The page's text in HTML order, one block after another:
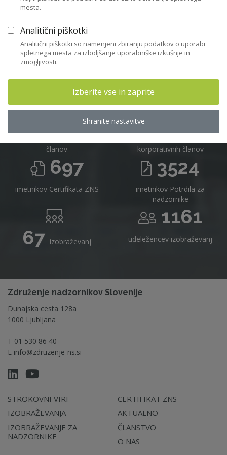
716
članov
16
korporativnih članov
697
imetnikov Certifikata ZNS
3524
imetnikov Potrdila za
nadzornike
67 izobraževanj
1161
udeležencev izobraževanj
Združenje nadzornikov Slovenije
Dunajska cesta 128a
1000 Ljubljana
T 01 530 86 40
E info@zdruzenje-ns.si
STROKOVNI VIRI
IZOBRAŽEVANJA
IZOBRAŽEVANJE ZA
NADZORNIKE
CERTIFIKAT ZNS
AKTUALNO
ČLANSTVO
O NAS
mesta.
Analitični piškotki
Analitični piškotki so namenjeni zbiranju podatkov o uporabi
spletnega mesta za izboljšanje uporabniške izkušnje in
zmogljivosti.
Izberite vse in zaprite
Shranite nastavitve